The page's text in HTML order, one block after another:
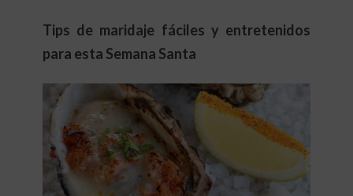
Tips de maridaje fáciles y entretenidos
para esta Semana Santa